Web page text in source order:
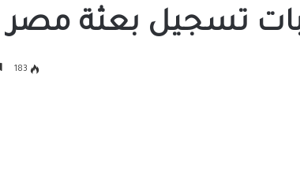
تسجيل بعثة مصر
183